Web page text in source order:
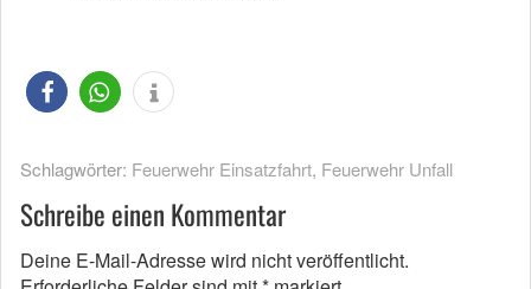
Schlagwörter: Feuerwehr Einsatzfahrt, Feuerwehr Unfall
Schreibe einen Kommentar
Deine E-Mail-Adresse wird nicht veröffentlicht.